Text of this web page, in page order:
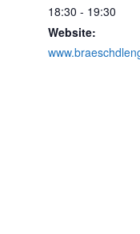
18:30 - 19:30
Website: